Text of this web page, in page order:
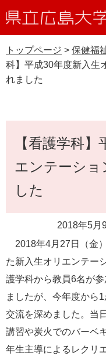
ー
ジ
先
頭
ニ
ュ
を
飛
立
大
学
受験生の皆さま
在学生の皆さま
地域・企業の皆さま
受
資
Languages
G
l
e
カ
ス
タ
ム
検
索
大学概要
学部・大学院・専攻科
研究・地域連携・国際
入試情報
トップページ > 保健福
科】平成30年度新入生
れました
【看護学科
エンテーショ
した
2018年5月
2018年4月27日（金
た新入生オリエンテー
護学科から教員6名が
ましたが、今年度から
交流を深めました。当
講習や炭火でのバーベ
年生主導によるレクリ